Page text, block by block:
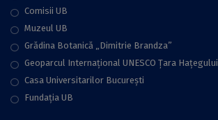
Comisii UB
Muzeul UB
Grădina Botanică „Dimitrie Brandza”
Geoparcul Internațional UNESCO Țara Hațegului
Casa Universitarilor București
Fundaţia UB